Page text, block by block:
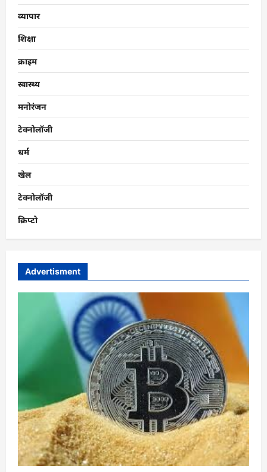
व्यापार
शिक्षा
क्राइम
स्वास्थ्य
मनोरंजन
टेक्नोलॉजी
धर्म
खेल
टेक्नोलॉजी
क्रिप्टो
Advertisment